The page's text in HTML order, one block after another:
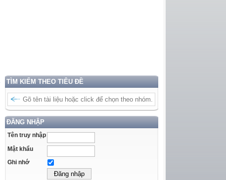
TÌM KIẾM THEO TIÊU ĐỀ
ĐĂNG NHẬP
Tên truy nhập
Mật khẩu
Ghi nhớ